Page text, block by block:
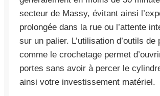
secteur de Massy, évitant ainsi
prolongée dans la rue ou l’attente
sur un palier. L’utilisation d’outils de
comme le crochetage permet
portes sans avoir à percer le
ainsi votre investissement matériel.